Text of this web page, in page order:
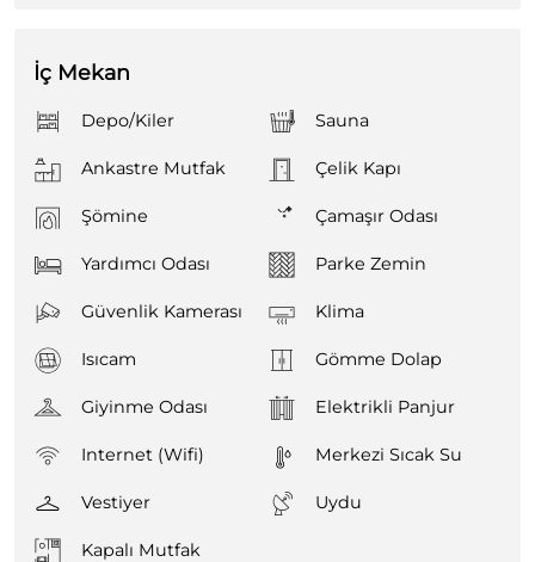
İç Mekan
Depo/Kiler Sauna
Ankastre Mutfak Çelik Kapı
Şömine Çamaşır Odası
Yardımcı Odası Parke Zemin
Güvenlik Kamerası Klima
Isıcam Gömme Dolap
Giyinme Odası Elektrikli Panjur
Internet (Wifi) Merkezi Sıcak Su
Vestiyer Uydu
Kapalı Mutfak